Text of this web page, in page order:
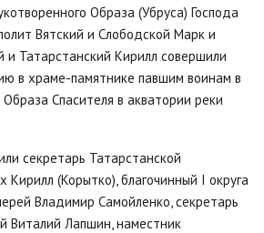
Образа (Убруса) Господа
Вятский и Слободской Марк и
и Татарстанский Кирилл совершили
в храме-памятнике павшим воинам в
Спасителя в акватории реки
секретарь Татарстанской
Кирилл (Корытко), благочинный I округа
Владимир Самойленко, секретарь
Виталий Лапшин, наместник